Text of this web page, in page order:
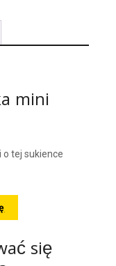
mini
tej sukience
się